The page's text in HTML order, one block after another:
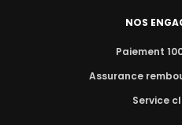
NOS
Paiement
Assurance
Service